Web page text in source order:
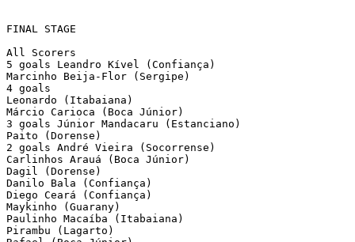
FINAL STAGE
All Scorers
5 goals	Leandro Kível (Confiança)
Marcinho Beija-Flor (Sergipe)
4 goals
Leonardo (Itabaiana)
Márcio Carioca (Boca Júnior)
3 goals	Júnior Mandacaru (Estanciano)
Paito (Dorense)
2 goals	André Vieira (Socorrense)
Carlinhos Arauá (Boca Júnior)
Dagil (Dorense)
Danilo Bala (Confiança)
Diego Ceará (Confiança)
Maykinho (Guarany)
Paulinho Macaíba (Itabaiana)
Pirambu (Lagarto)